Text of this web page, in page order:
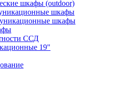
шкафы (outdoor)
шкафы
шкафы
ССД
19"